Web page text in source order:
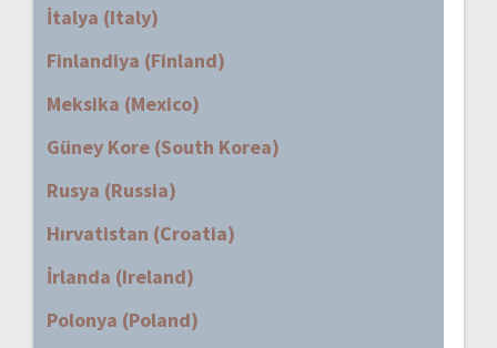
İtalya (Italy)
Finlandiya (Finland)
Meksika (Mexico)
Güney Kore (South Korea)
Rusya (Russia)
Hırvatistan (Croatia)
İrlanda (Ireland)
Polonya (Poland)